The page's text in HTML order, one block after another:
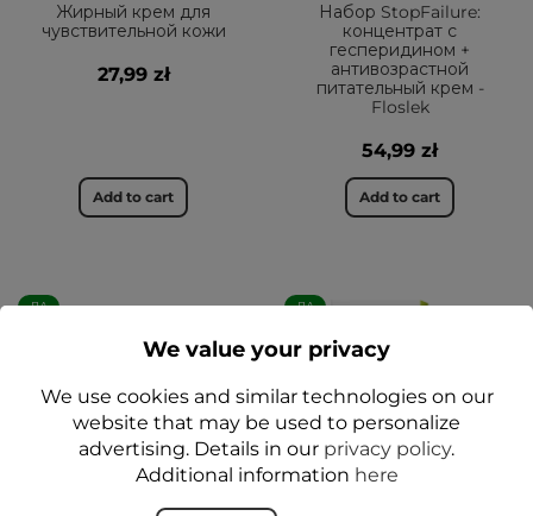
Жирный крем для
чувствительной кожи
27,99 zł
Add to cart
Набор StopFailure:
концентрат с
гесперидином +
антивозрастной
питательный крем -
Floslek
54,99 zł
Add to cart
ДА ДА
We value your privacy
We use cookies and similar technologies on our
website that may be used to personalize
advertising. Details in our privacy policy.
Additional information here